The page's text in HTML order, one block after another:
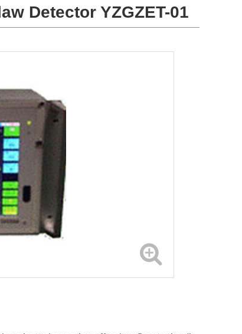
Detector YZGZET-01